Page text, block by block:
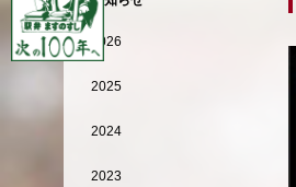
2026
2025
2024
2023